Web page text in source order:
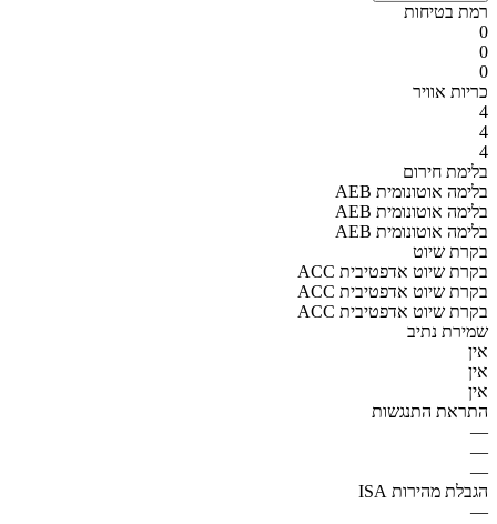
רמת בטיחות
0
0
0
כריות אוויר
4
4
4
בלימת חירום
AEB בלימה אוטונומית
AEB בלימה אוטונומית
AEB בלימה אוטונומית
בקרת שיוט
ACC בקרת שיוט אדפטיבית
ACC בקרת שיוט אדפטיבית
ACC בקרת שיוט אדפטיבית
שמירת נתיב
אין
אין
אין
התראת התנגשות
—
—
—
הגבלת מהירות ISA
—